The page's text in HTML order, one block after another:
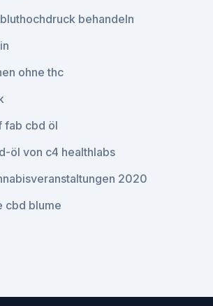
behandeln
ohne thc
fab cbd öl
öl von c4 healthlabs
2020
cbd blume